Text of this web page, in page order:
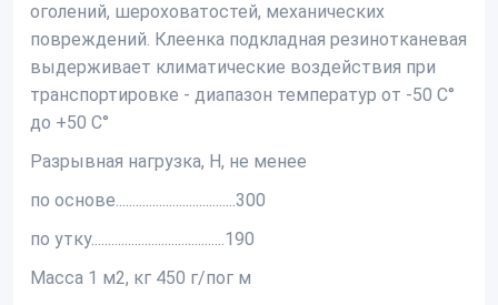
оголений, шероховатостей, механических
повреждений. Клеенка подкладная резинотканевая
выдерживает климатические воздействия при
транспортировке - диапазон температур от -50 С°
до +50 С°
Разрывная нагрузка, Н, не менее
по основе....................................300
по утку........................................190
Масса 1 м2, кг 450 г/пог м